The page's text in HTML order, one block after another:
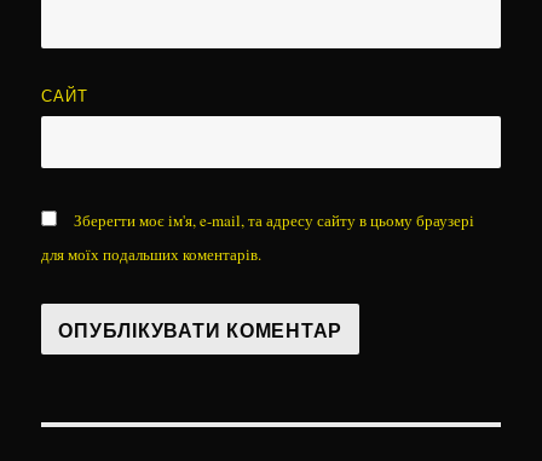
САЙТ
Зберегти моє ім'я, e-mail, та адресу сайту в цьому браузері
для моїх подальших коментарів.